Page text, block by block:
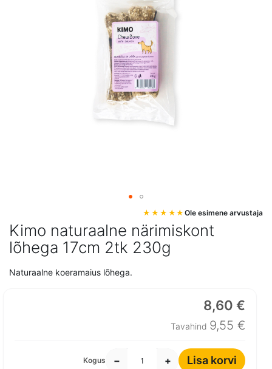
Kimo naturaalne närimiskont
lõhega 17cm 2tk 230g
Ole esimene arvustaja
Naturaalne koeramaius lõhega.
8,60 €
Tavahind 9,55 €
Kogus − + Lisa korvi
pildigalerii
algusesse